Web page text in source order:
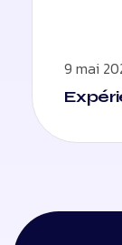
9 mai